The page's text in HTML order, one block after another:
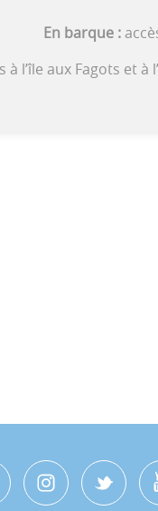
En barque :
à l’île aux Fagots et